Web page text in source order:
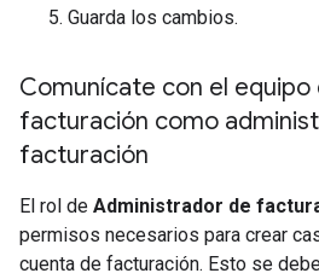
Guarda los cambios.
Comunícate con el equipo
facturación como
facturación
El rol de Administrador de
permisos necesarios para crear
cuenta de facturación. Esto se